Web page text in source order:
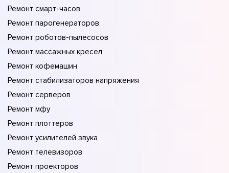
Ремонт смарт-часов
Ремонт парогенераторов
Ремонт роботов-пылесосов
Ремонт массажных кресел
Ремонт кофемашин
Ремонт стабилизаторов напряжения
Ремонт серверов
Ремонт мфу
Ремонт плоттеров
Ремонт усилителей звука
Ремонт телевизоров
Ремонт проекторов